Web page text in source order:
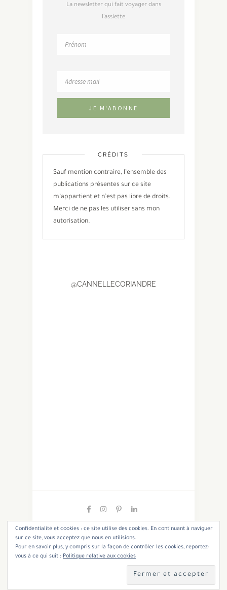
La newsletter qui fait voyager dans
l'assiette
CRÉDITS
Sauf mention contraire, l’ensemble des
publications présentes sur ce site
m’appartient et n’est pas libre de droits.
Merci de ne pas les utiliser sans mon
autorisation.
@CANNELLECORIANDRE
Copyright 2021 - Cannelle et Coriandre. All Rights
TOP
Confidentialité et cookies : ce site utilise des cookies. En continuant à naviguer
sur ce site, vous acceptez que nous en utilisions.
Pour en savoir plus, y compris sur la façon de contrôler les cookies, reportez-
vous à ce qui suit : Politique relative aux cookies